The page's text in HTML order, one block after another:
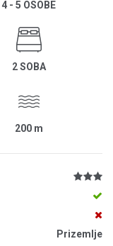
4 - 5 OSOBE
2 SOBA
200 m
Prizemlje